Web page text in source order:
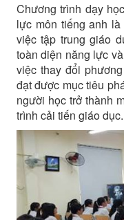
Chương trình dạy
lực môn tiếng anh
việc tập trung giáo
toàn diện năng lực
việc thay đổi
đạt được mục tiêu
người học trở thành
trình cải tiến giáo dục.